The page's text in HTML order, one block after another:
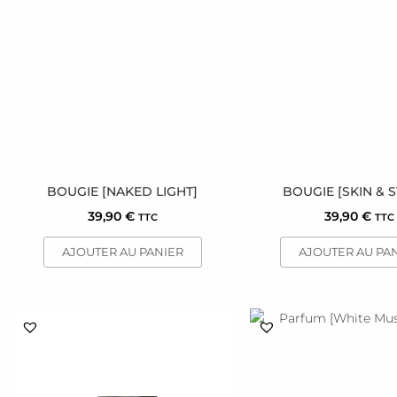
BOUGIE [NAKED LIGHT]
39,90 € TTC
AJOUTER AU PANIER
BOUGIE [SKIN &
39,90 € TTC
AJOUTER AU